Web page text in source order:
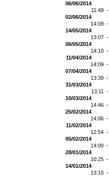
06/06/2014
11:49 -
02/06/2014
14:09 -
14/05/2014
13:07 -
06/05/2014
14:10 -
11/04/2014
14:09 -
07/04/2014
13:39 -
31/03/2014
13:11 -
10/03/2014
14:46 -
25/02/2014
14:06 -
11/02/2014
12:54 -
05/02/2014
14:00 -
28/01/2014
10:25 -
14/01/2014
13:10 -